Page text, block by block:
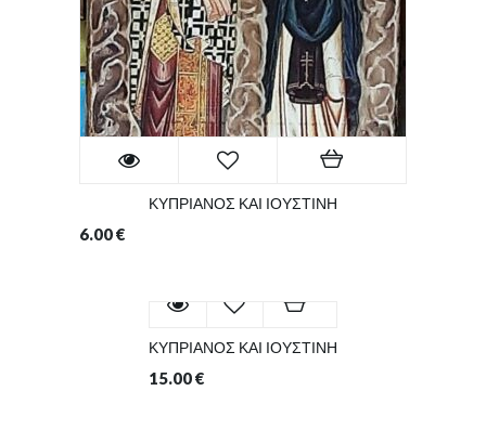
ΚΥΠΡΙΑΝΟΣ ΚΑΙ ΙΟΥΣΤΙΝΗ
6.00€
ΚΥΠΡΙΑΝΟΣ ΚΑΙ ΙΟΥΣΤΙΝΗ
15.00€